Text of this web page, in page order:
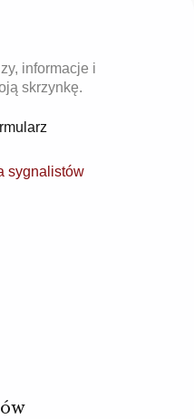
informacje i
skrzynkę.
sygnalistów